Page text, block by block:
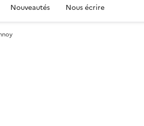
Nouveautés Nous écrire